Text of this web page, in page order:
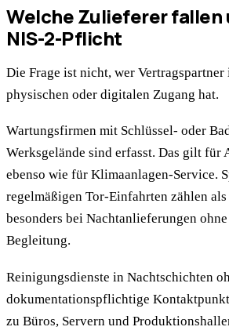
Welche Zulieferer fallen
NIS-2-Pflicht
Die Frage ist nicht, wer Vertragspartner
physischen oder digitalen Zugang hat.
Wartungsfirmen mit Schlüssel- oder
Werksgelände sind erfasst. Das gilt für
ebenso wie für Klimaanlagen-Service.
regelmäßigen Tor-Einfahrten zählen
besonders bei Nachtanlieferungen
Begleitung.
Reinigungsdienste in Nachtschichten
dokumentationspflichtige
zu Büros, Servern und